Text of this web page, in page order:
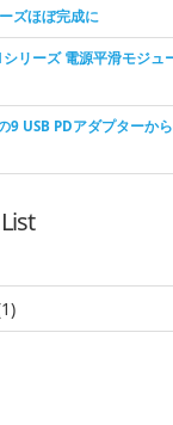
ズほぼ完成に
シリーズ 電源平滑モジュ
9 USB PDアダプターか